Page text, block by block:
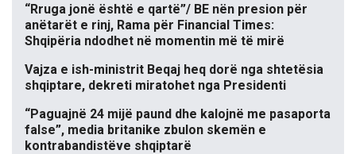
“Rruga jonë është e qartë”/ BE nën presion për
anëtarët e rinj, Rama për Financial Times:
Shqipëria ndodhet në momentin më të mirë
Vajza e ish-ministrit Beqaj heq dorë nga shtetësia
shqiptare, dekreti miratohet nga Presidenti
“Paguajnë 24 mijë paund dhe kalojnë me pasaporta
false”, media britanike zbulon skemën e
kontrabandistëve shqiptarë